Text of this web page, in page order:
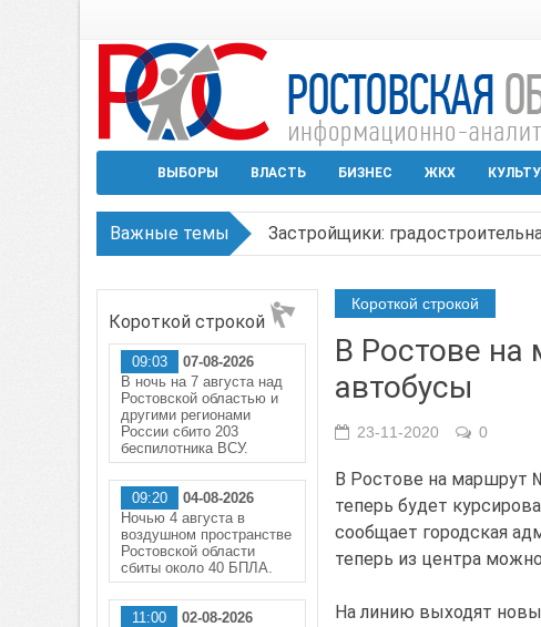
ВЫБОРЫ ВЛАСТЬ БИЗНЕС ЖКХ
Важные темы Застройщики:
В Чеховской библиотеке
В Ростове задержан
Среди детей, ставших
Короткой строкой
В Ростове
автобусы
23-11-2020 0
В Ростове на маршрут
теперь будет
сообщает городская
теперь из центра
На линию выходят
Короткой строкой
09:03
07-08-2026
В ночь на 7 августа над
Ростовской областью и
другими регионами
России сбито 203
беспилотника ВСУ.
09:20
04-08-2026
Ночью 4 августа в
воздушном пространстве
Ростовской области
сбиты около 40 БПЛА.
11:00
02-08-2026